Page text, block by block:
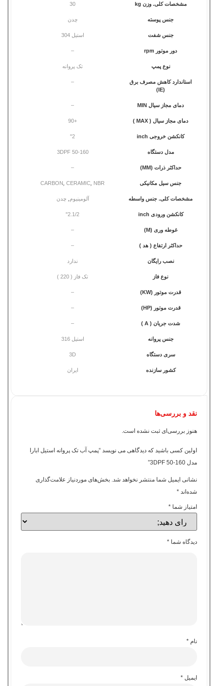
مشخصات کلی. وزن kg 30
جنس پوسته چدن
جنس شفت استیل 304
دور موتور rpm –
نوع پمپ تک پروانه
استاندارد کاهش مصرف برق
(IE)
–
دمای مجاز سیال MIN –
دمای مجاز سیال ( MAX ) +90
کانکشن خروجی inch 2"
مدل دستگاه 3DPF 50-160
حداکثر ذرات (MM) –
جنس سیل مکانیکی CARBON ,CERAMIC NBR
مشخصات کلی. جنس واسطه آلومینیوم چدن
کانکشن ورودی inch 2.1/2"
غوطه وری (M) –
حداکثر ارتفاع ( هد ) –
نصب رایگان ندارد
نوع فاز تک فاز ( 220 )
قدرت موتور (KW) –
قدرت موتور (HP) –
شدت جریان ( A ) –
جنس پروانه استیل 316
سری دستگاه 3D
کشور سازنده ایران
نقد و بررسی‌ها
هنوز بررسی‌ای ثبت نشده است.
اولین کسی باشید که دیدگاهی می نویسد “پمپ آب تک پروانه استیل ابارا
مدل 3DPF 50-160”
نشانی ایمیل شما منتشر نخواهد شد. بخش‌های موردنیاز علامت‌گذاری
شده‌اند *
امتیاز شما *
دیدگاه شما *
نام *
ایمیل *